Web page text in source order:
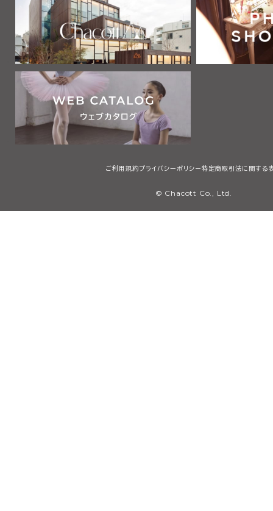
ご利用規約プライバシーポリシー 特定商取引法に関する
© Chacott Co., Ltd.